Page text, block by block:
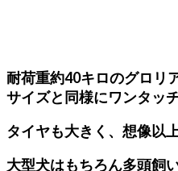
耐荷重約40キロのグロリ
サイズと同様にワンタッ
タイヤも大きく、想像以
大型犬はもちろん多頭飼